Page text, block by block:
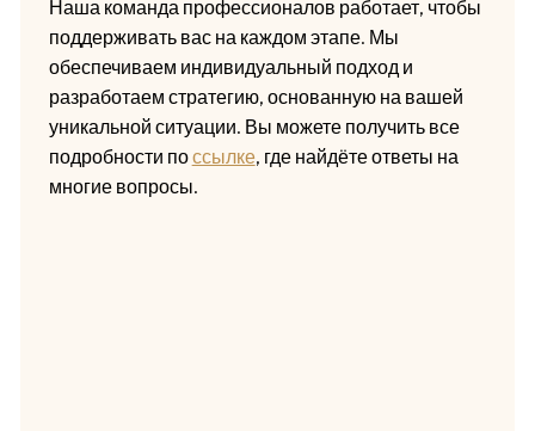
Наша команда профессионалов работает, чтобы
поддерживать вас на каждом этапе. Мы
обеспечиваем индивидуальный подход и
разработаем стратегию, основанную на вашей
уникальной ситуации. Вы можете получить все
подробности поссылке, где найдёте ответы на
многие вопросы.